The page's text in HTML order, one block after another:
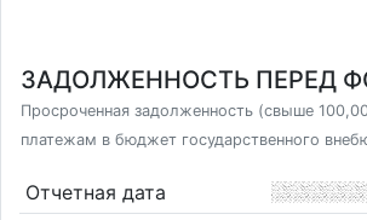
ЗАДОЛЖЕННОСТЬ ПЕРЕД
Просроченная задолженность (свыше
платежам в бюджет государственного
Отчетная дата